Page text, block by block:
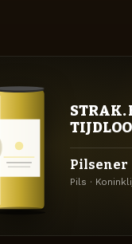
STRAK.
Pilsener
Pils ·